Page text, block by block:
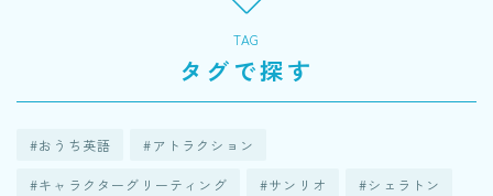
TAG
タグで探す
おうち英語 アトラクション
キャラクターグリーティング サンリオ シェラトン